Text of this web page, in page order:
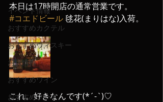
イベント情報
おすすめカクテル
おすすめウィスキー
お店情報
おすすめワイン
おすすめフード
本日は17時開店の通常営業です。
#コエドビール 毬花(まりはな)入荷。
これ。好きなんです(*´-`)♡